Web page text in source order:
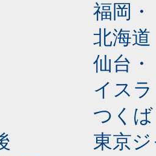
岡・・・
北海道
台・・・
スラミッ
つくば
京ジャ